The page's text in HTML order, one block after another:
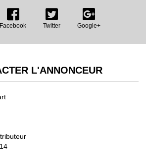
Facebook Twitter Google+
L'ANNONCEUR